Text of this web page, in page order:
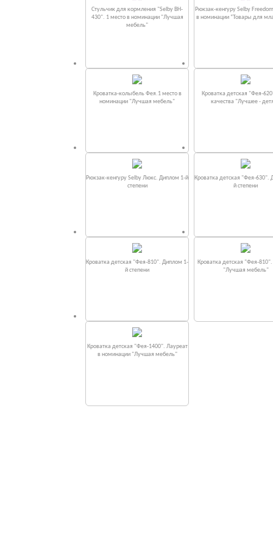
Стульчик для кормления "Selby BH-
430". 1 место в номинации "Лучшая
мебель"
Рюкзак-кенгуру Selby
в номинации “Товары для
Кроватка-колыбель Фея.1 место в
номинации "Лучшая мебель"
Кроватка детская "Фея-
качества "Лучшее -
Рюкзак-кенгуру Selby Люкс. Диплом 1-й
степени
Кроватка детская "Фея-630".
й степени
Кроватка детская "Фея-810". Диплом 1-
й степени
Кроватка детская "Фея-
"Лучшая мебель"
Кроватка детская "Фея-1400". Лауреат
в номинации "Лучшая мебель"